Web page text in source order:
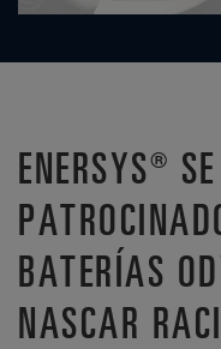
ENERSYS®
BATERÍAS
NASCAR